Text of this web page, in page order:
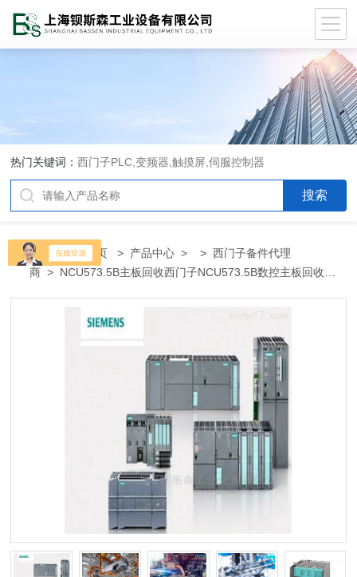
热门关键词：西门子PLC,变频器,触摸屏,伺服控制器
当前位置：首页 > 产品中心 > >西门子备件代理
商 > NCU573.5B主板回收西门子NCU573.5B数控主板回收出